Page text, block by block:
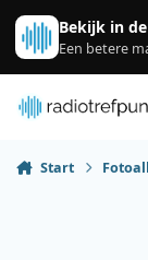
Spring naar
Bekijk in
Een betere
Start